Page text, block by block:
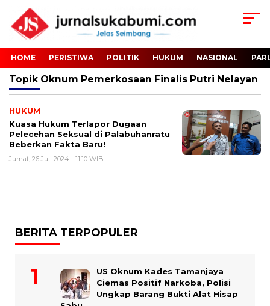
HOME PERISTIWA POLITIK HUKUM NASIONAL
Topik Oknum Pemerkosaan Finalis Putri Nelayan
HUKUM
Kuasa Hukum Terlapor Dugaan
Pelecehan Seksual di Palabuhanratu
Beberkan Fakta Baru!
Jumat, 26 Juli 2024 - 11:10 WIB
BERITA TERPOPULER
US Oknum Kades Tamanjaya
Ciemas Positif Narkoba, Polisi
Ungkap Barang Bukti Alat Hisap